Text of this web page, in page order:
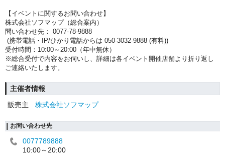
【イベントに関するお問い合わせ】
株式会社ソフマップ（総合案内）
問い合わせ先： 0077-78-9888
(携帯電話・IP/ひかり電話からは 050-3032-9888 (有料))
受付時間：10:00～20:00（年中無休）
※総合受付で内容をお伺いし、詳細は各イベント開催店舗より折り返し
ご連絡いたします。
主催者情報
販売主
株式会社ソフマップ
お問い合わせ先
0077789888
10:00～20:00